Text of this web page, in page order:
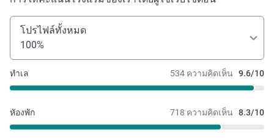
โปรไฟล์ทั้งหมด
100%
534 ความคิดเห็น 9.6/10
ทำเล
718 ความคิดเห็น 8.3/10
หัองพัก